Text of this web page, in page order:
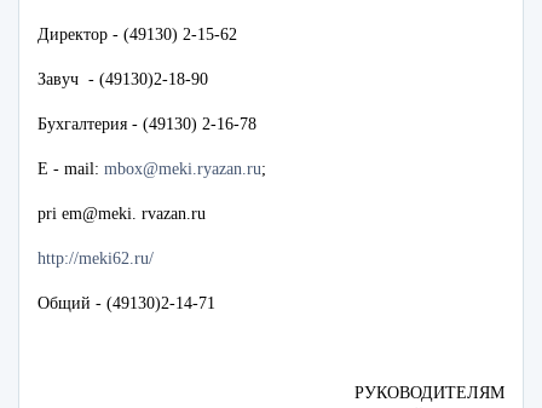
Директор - (49130) 2-15-62
Завуч - (49130)2-18-90
Бухгалтерия - (49130) 2-16-78
Е - mail: mbox@meki.ryazan.ru;
pri em@meki. rvazan.ru
http://meki62.ru/
Общий - (49130)2-14-71
РУКОВОДИТЕЛЯМ